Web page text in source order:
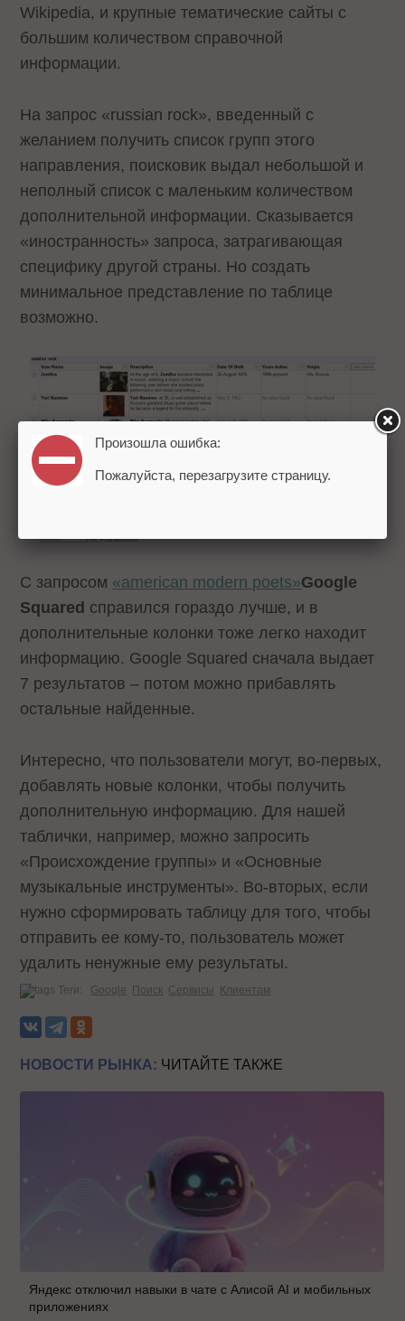
Wikipedia, и крупные тематические сайты с
большим количеством справочной
информации.
На запрос «russian rock», введенный с
желанием получить список групп этого
направления, поисковик выдал небольшой и
неполный список с маленьким количеством
дополнительной информации. Сказывается
«иностранность» запроса, затрагивающая
специфику другой страны. Но создать
минимальное представление по таблице
возможно.
С запросом «american modern poets»Google
Squared справился гораздо лучше, и в
дополнительные колонки тоже легко находит
информацию. Google Squared сначала выдает
7 результатов – потом можно прибавлять
остальные найденные.
Интересно, что пользователи могут, во-первых,
добавлять новые колонки, чтобы получить
дополнительную информацию. Для нашей
таблички, например, можно запросить
«Происхождение группы» и «Основные
музыкальные инструменты». Во-вторых, если
нужно сформировать таблицу для того, чтобы
отправить ее кому-то, пользователь может
удалить ненужные ему результаты.
Теги: Google Поиск Сервисы Клиентам
НОВОСТИ РЫНКА: ЧИТАЙТЕ ТАКЖЕ
Яндекс отключил навыки в чате с Алисой AI и мобильных
приложениях
Произошла ошибка:
Пожалуйста, перезагрузите страницу.